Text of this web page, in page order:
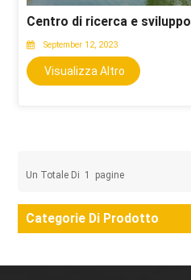
Centro di ricerca e sviluppo
September 12, 2023
Visualizza Altro
Un Totale Di 1 Pagine
Categorie Di Prodotto